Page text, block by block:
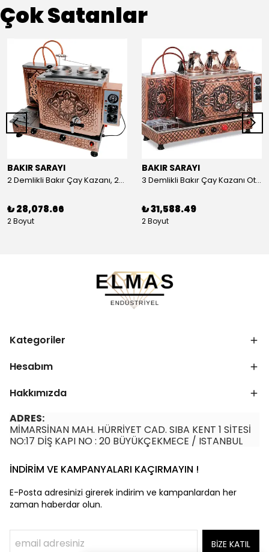
Çok Satanlar
BAKIR SARAYI
2 Demlikli Bakır Çay Kazanı, 25 Litre
₺ 28,078.66
2 Boyut
BAKIR SARAYI
3 Demlikli Bakır Çay Kazanı Otomatik, 30 Litre
₺ 31,588.49
2 Boyut
Kategoriler
Hesabım
Hakkımızda
ADRES:
MİMARSİNAN MAH. HÜRRİYET CAD. SIBA KENT 1 SİTESİ
NO:17 DİŞ KAPI NO : 20 BÜYÜKÇEKMECE / ISTANBUL
İNDİRİM VE KAMPANYALARI KAÇIRMAYIN !
E-Posta adresinizi girerek indirim ve kampanlardan her
zaman haberdar olun.
BİZE KATIL